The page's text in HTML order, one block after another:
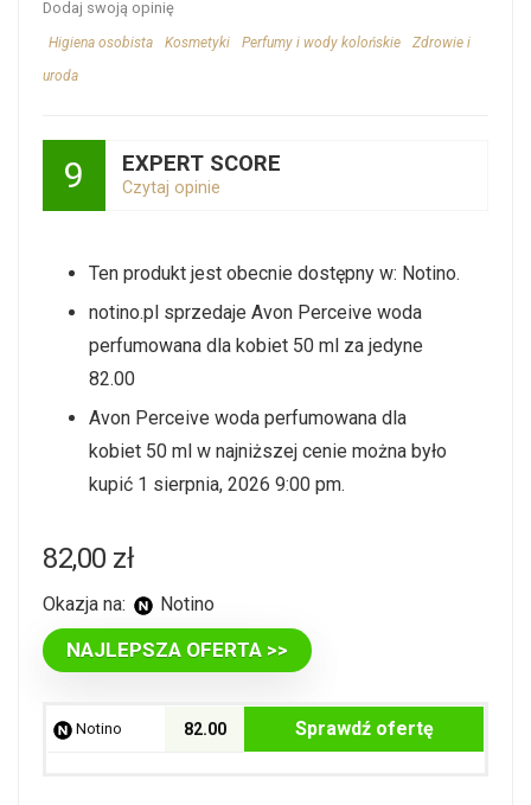
Dodaj swoją opinię
Higiena osobista Kosmetyki Perfumy i wody kolońskie
Zdrowie i
uroda
9 EXPERT SCORE
Czytaj opinie
Ten produkt jest obecnie dostępny w: Notino.
notino.pl sprzedaje Avon Perceive woda
perfumowana dla kobiet 50 ml za jedyne
82.00
Avon Perceive woda perfumowana dla
kobiet 50 ml w najniższej cenie można było
kupić 1 sierpnia, 2026 9:00 pm.
82,00 zł
Okazja na: Notino
NAJLEPSZA OFERTA >>
Notino 82.00 Sprawdź ofertę